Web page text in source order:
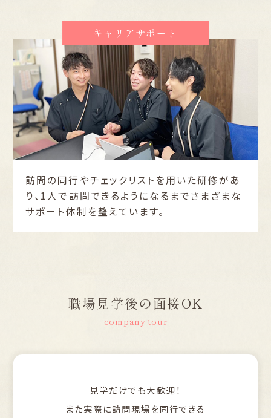
キャリアサポート
訪問の同行やチェックリストを用いた研修があ
り、1人で訪問できるようになるまでさまざまな
サポート体制を整えています。
職場見学後の面接OK
company tour
見学だけでも大歓迎！
また実際に訪問現場を同行できる